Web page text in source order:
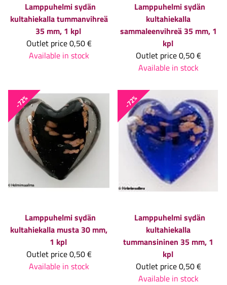
Lamppuhelmi sydän
kultahiekalla tummanvihreä
35 mm, 1 kpl
Outlet price0,50 €
Available in stock
Lamppuhelmi sydän
kultahiekalla
sammaleenvihreä 35 mm, 1
kpl
Outlet price0,50 €
Available in stock
-72%
Lamppuhelmi sydän
kultahiekalla musta 30 mm,
1 kpl
Outlet price0,50 €
Available in stock
-72%
Lamppuhelmi sydän
kultahiekalla
tummansininen 35 mm, 1
kpl
Outlet price0,50 €
Available in stock